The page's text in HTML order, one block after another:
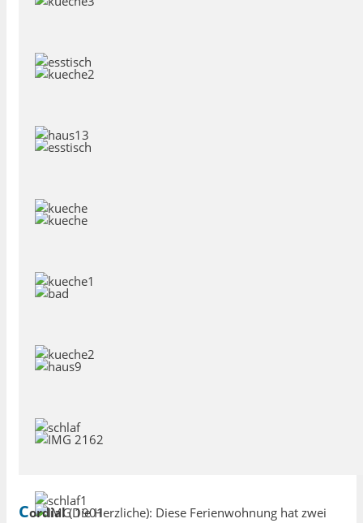
Cordial(Die Herzliche): Diese Ferienwohnung hat zwei